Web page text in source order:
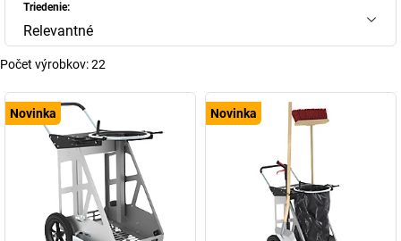
Triedenie:
Relevantné
Počet výrobkov:22
Novinka Novinka